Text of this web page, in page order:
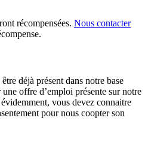
récompensées. Nous contacter
déjà présent dans notre base
offre d’emploi présente sur notre
vous devez connaitre
pour nous coopter son